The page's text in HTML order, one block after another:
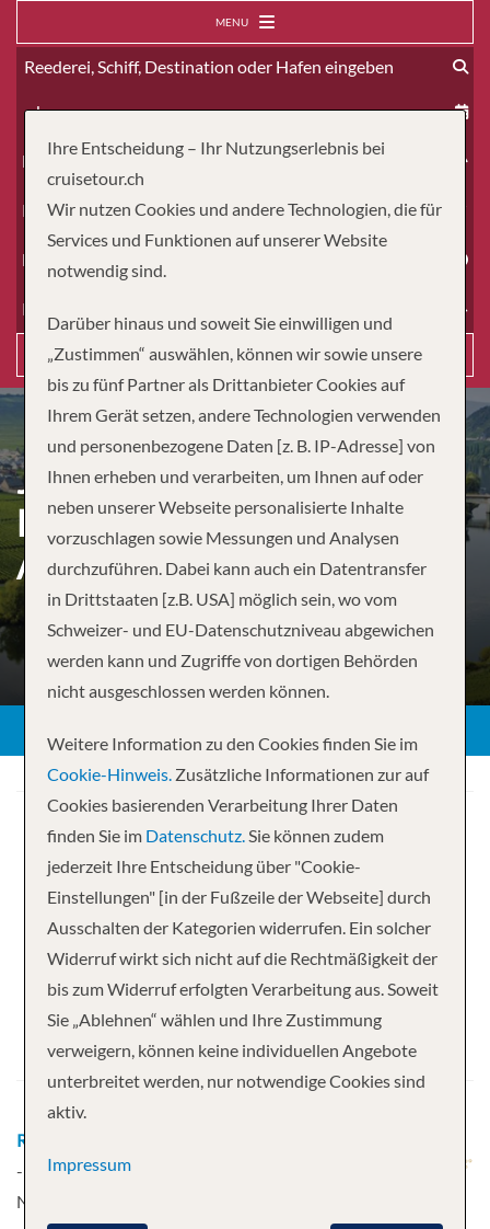
MENU
ab
Erwachsene
Kinder
Dauer
Reiseart
Suchen
JEWELS OF EUROPE –
BUDAPEST TO
AMSTERDAM
ZURÜCK
Ihre Kreuzfahrt
14 NächteScenic Jasper
13.06.2027
Route
- Durnstein - Brandstatt - Passau - Regensburg -
Nuremberg
Ihre Entscheidung – Ihr Nutzungserlebnis bei
cruisetour.ch
Wir nutzen Cookies und andere Technologien, die für
Services und Funktionen auf unserer Website
notwendig sind.
Darüber hinaus und soweit Sie einwilligen und
„Zustimmen“ auswählen, können wir sowie unsere
bis zu fünf Partner als Drittanbieter Cookies auf
Ihrem Gerät setzen, andere Technologien verwenden
und personenbezogene Daten [z. B. IP-Adresse] von
Ihnen erheben und verarbeiten, um Ihnen auf oder
neben unserer Webseite personalisierte Inhalte
vorzuschlagen sowie Messungen und Analysen
durchzuführen. Dabei kann auch ein Datentransfer
in Drittstaaten [z.B. USA] möglich sein, wo vom
Schweizer- und EU-Datenschutzniveau abgewichen
werden kann und Zugriffe von dortigen Behörden
nicht ausgeschlossen werden können.
Weitere Information zu den Cookies finden Sie im
Cookie-Hinweis. Zusätzliche Informationen zur auf
Cookies basierenden Verarbeitung Ihrer Daten
finden Sie im Datenschutz.Sie können zudem
jederzeit Ihre Entscheidung über "Cookie-
Einstellungen" [in der Fußzeile der Webseite] durch
Ausschalten der Kategorien widerrufen. Ein solcher
Widerruf wirkt sich nicht auf die Rechtmäßigkeit der
bis zum Widerruf erfolgten Verarbeitung aus. Soweit
Sie „Ablehnen“ wählen und Ihre Zustimmung
verweigern, können keine individuellen Angebote
unterbreitet werden, nur notwendige Cookies sind
aktiv.
Impressum